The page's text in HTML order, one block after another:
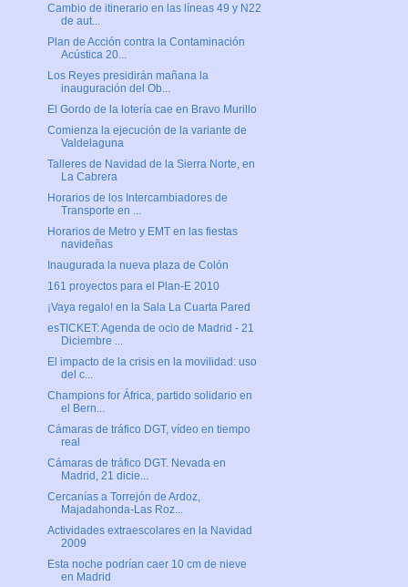
Cambio de itinerario en las líneas 49 y N22
de aut...
Plan de Acción contra la Contaminación
Acústica 20...
Los Reyes presidirán mañana la
inauguración del Ob...
El Gordo de la lotería cae en Bravo Murillo
Comienza la ejecución de la variante de
Valdelaguna
Talleres de Navidad de la Sierra Norte, en
La Cabrera
Horarios de los Intercambiadores de
Transporte en ...
Horarios de Metro y EMT en las fiestas
navideñas
Inaugurada la nueva plaza de Colón
161 proyectos para el Plan-E 2010
¡Vaya regalo! en la Sala La Cuarta Pared
esTICKET: Agenda de ocio de Madrid - 21
Diciembre ...
El impacto de la crisis en la movilidad: uso
del c...
Champions for África, partido solidario en
el Bern...
Cámaras de tráfico DGT, vídeo en tiempo
real
Cámaras de tráfico DGT. Nevada en
Madrid, 21 dicie...
Cercanías a Torrejón de Ardoz,
Majadahonda-Las Roz...
Actividades extraescolares en la Navidad
2009
Esta noche podrían caer 10 cm de nieve
en Madrid